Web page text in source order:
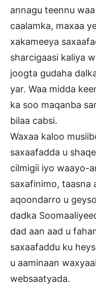
annagu teennu
caalamka, maxaa
xakameeya
sharcigaasi kaliya
joogta gudaha
yar. Waa midda
ka soo maqanba
bilaa cabsi.
Waxaa kaloo
saxaafadda u
cilmigii iyo waayo-
saxafinimo, taasna
aqoondarro u
dadka
dad aan aad u
saxaafaddu ku
u aaminaan
websaatyada.